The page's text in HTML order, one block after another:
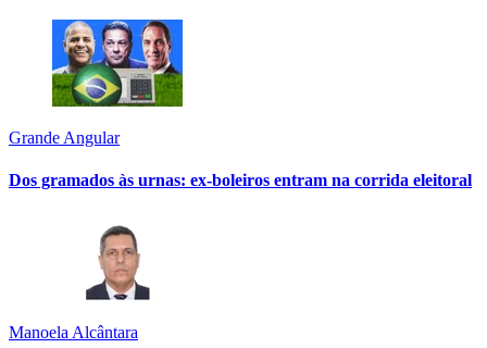
Grande Angular
Dos gramados às urnas: ex-boleiros entram na corrida eleitoral
Manoela Alcântara